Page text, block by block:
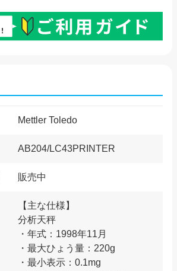
Mettler Toledo
AB204/LC43PRINTER
販売中
【主な仕様】
分析天秤
・年式：1998年11月
・最大ひょう量：220g
・最小表示：0.1mg